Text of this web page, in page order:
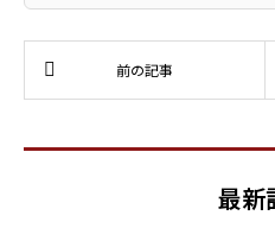
最新